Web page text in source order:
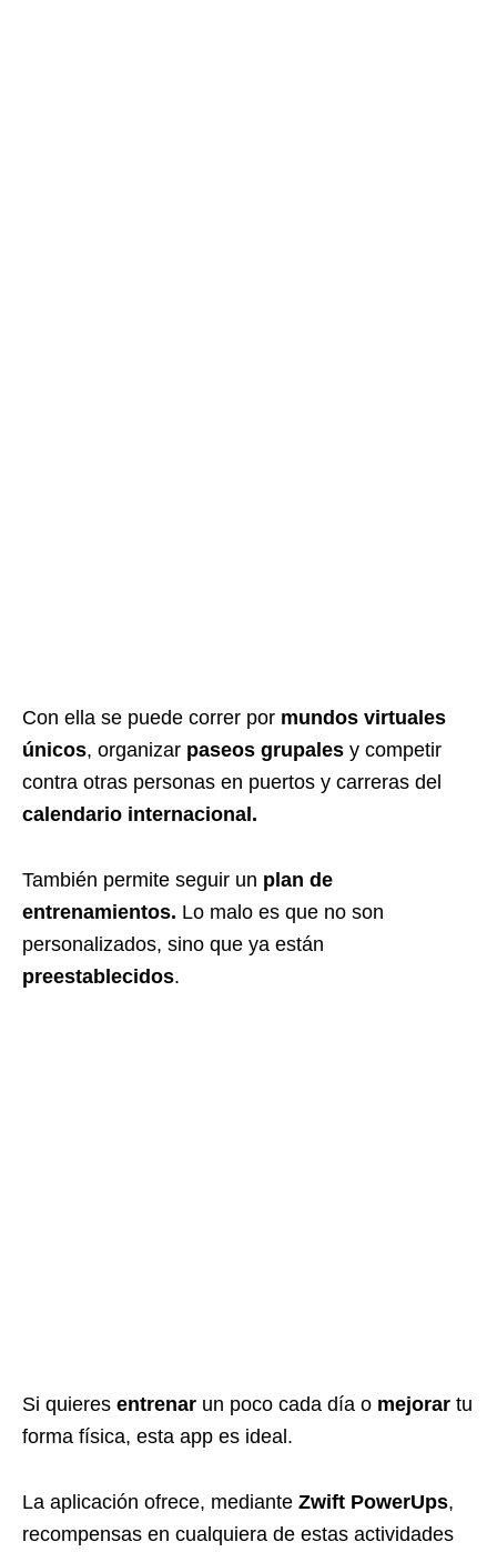
Con ella se puede correr por mundos virtuales
únicos, organizar paseos grupales y competir
contra otras personas en puertos y carreras del
calendario internacional.
También permite seguir un plan de
entrenamientos. Lo malo es que no son
personalizados, sino que ya están
preestablecidos.
Si quieres entrenar un poco cada día o mejorar tu
forma física, esta app es ideal.
La aplicación ofrece, mediante Zwift PowerUps,
recompensas en cualquiera de estas actividades